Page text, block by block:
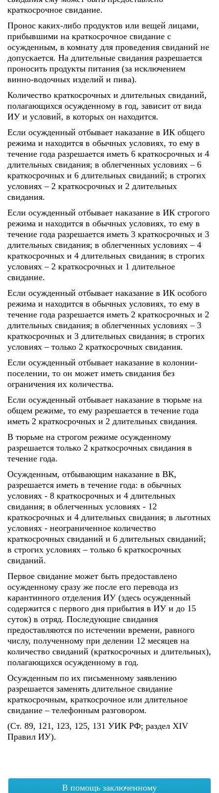
краткосрочное свидание.
Пронос каких-либо продуктов или вещей лицами,
прибывшими на краткосрочное свидание с
осужденным, в комнату для проведения свиданий не
допускается. На длительные свидания разрешается
проносить продукты питания (за исключением
винно-водочных изделий и пива).
Количество краткосрочных и длительных свиданий,
полагающихся осужденному в год, зависит от вида
ИУ и условий, в которых он находится.
Если осужденный отбывает наказание в ИК общего
режима и находится в обычных условиях, то ему в
течение года разрешается иметь 6 краткосрочных и 4
длительных свидания; в облегченных условиях – 6
краткосрочных и 6 длительных свиданий; в строгих
условиях – 2 краткосрочных и 2 длительных
свидания.
Если осужденный отбывает наказание в ИК строгого
режима и находится в обычных условиях, то ему в
течение года разрешается иметь 3 краткосрочных и 3
длительных свидания; в облегченных условиях – 4
краткосрочных и 4 длительных свидания; в строгих
условиях – 2 краткосрочных и 1 длительное
свидание.
Если осужденный отбывает наказание в ИК особого
режима и находится в обычных условиях, то ему в
течение года разрешается иметь 2 краткосрочных и 2
длительных свидания; в облегченных условиях – 3
краткосрочных и 3 длительных свидания; в строгих
условиях – только 2 краткосрочных свидания.
Если осужденный отбывает наказание в колонии-
поселении, то он может иметь свидания без
ограничения их количества.
Если осужденный отбывает наказание в тюрьме на
общем режиме, то ему разрешается в течение года
иметь 2 краткосрочных и 2 длительных свидания.
В тюрьме на строгом режиме осужденному
разрешается только 2 краткосрочных свидания в
течение года.
Осужденным, отбывающим наказание в ВК,
разрешается иметь в течение года: в обычных
условиях - 8 краткосрочных и 4 длительных
свидания; в облегченных условиях - 12
краткосрочных и 4 длительных свидания; в льготных
условиях - неограниченное количество
краткосрочных свиданий и 6 длительных свиданий;
в строгих условиях – только 6 краткосрочных
свиданий.
Первое свидание может быть предоставлено
осужденному сразу же после его перевода из
карантинного отделения ИУ (здесь осужденный
содержится с первого дня прибытия в ИУ и до 15
суток) в отряд. Последующие свидания
предоставляются по истечении времени, равного
числу, полученному при делении 12 месяцев на
количество свиданий (краткосрочных и длительных),
полагающихся осужденному в год.
Осужденным по их письменному заявлению
разрешается заменять длительное свидание
краткосрочным, краткосрочное или длительное
свидание – телефонным разговором.
(Ст. 89, 121, 123, 125, 131 УИК РФ; раздел XIV
Правил ИУ).
В помощь заключенному